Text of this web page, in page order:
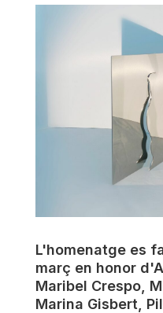
L'homenatge es
març en honor
Maribel Crespo,
Marina Gisbert,